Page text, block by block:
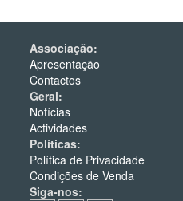
Associação:
Apresentação
Contactos
Geral:
Notícias
Actividades
Políticas:
Política de Privacidade
Condições de Venda
Siga-nos: